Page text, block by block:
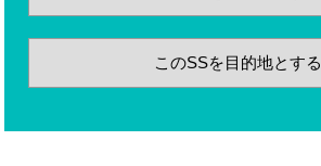
このSSを目的地とする